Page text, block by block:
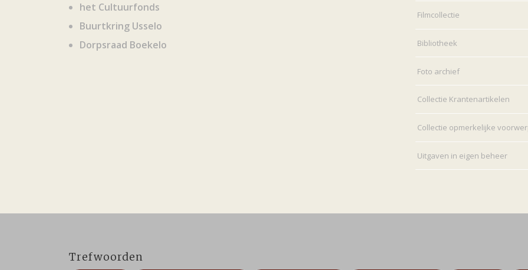
het Cultuurfonds
Buurtkring Usselo
Dorpsraad Boekelo
Filmcollectie
Bibliotheek
Foto archief
Collectie Krantenartikelen
Collectie opmerkelijke
Uitgaven in eigen beheer
Trefwoorden